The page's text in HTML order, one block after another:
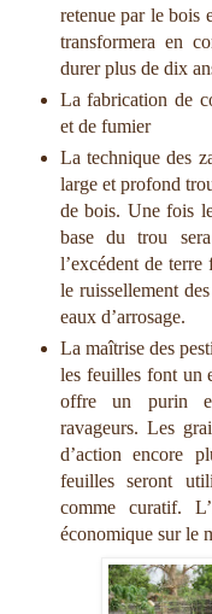
retenue par le bois
transformera en
durer plus de dix
La fabrication de
et de fumier
La technique des
large et profond
de bois. Une fois
base du trou
l’excédent de
le ruissellement
eaux d’arrosage.
La maîtrise des
les feuilles font un
offre un purin
ravageurs. Les
d’action encore
feuilles seront
comme curatif.
économique sur le